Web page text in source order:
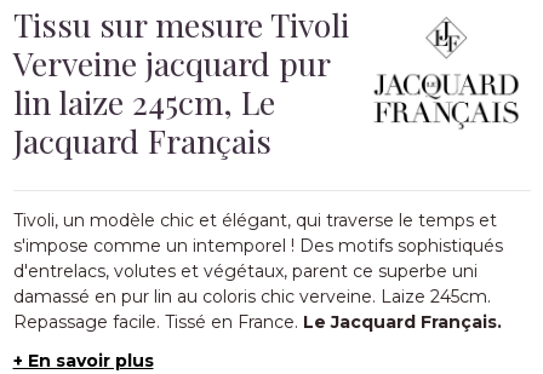
Tissu sur mesure Tivoli
Verveine jacquard pur
lin laize 245cm, Le
Jacquard Français
Tivoli, un modèle chic et élégant, qui traverse le temps et
s'impose comme un intemporel ! Des motifs sophistiqués
d'entrelacs, volutes et végétaux, parent ce superbe uni
damassé en pur lin au coloris chic verveine. Laize 245cm.
Repassage facile. Tissé en France. Le Jacquard Français.
+ En savoir plus